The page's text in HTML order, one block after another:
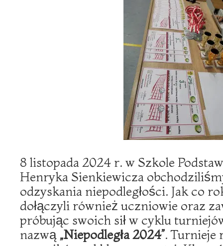
8 listopada 2024 r. w Szkole
Henryka Sienkiewicza
odzyskania niepodległości. Jak co
dołączyli również uczniowie oraz
próbując swoich sił w cyklu
nazwą „Niepodległa 2024”. Turnieje